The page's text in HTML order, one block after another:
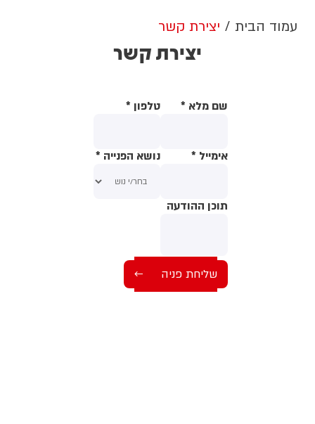
עמוד הבית יצירת קשר
יצירת קשר
שם מלא * טלפון *
אימייל * נושא הפנייה *
תוכן ההודעה